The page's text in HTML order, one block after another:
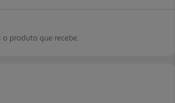
produto que recebe.